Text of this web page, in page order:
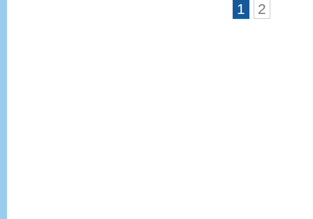
1 2